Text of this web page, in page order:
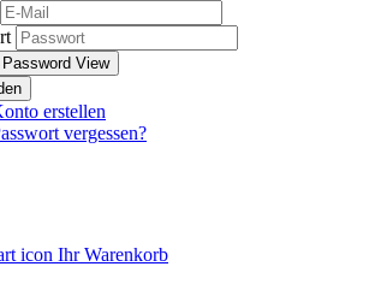
View
erstellen
vergessen?
Ihr Warenkorb